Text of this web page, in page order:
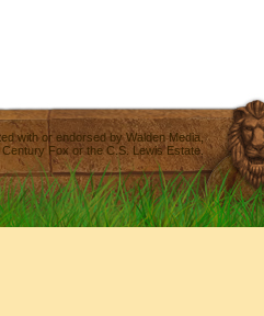
with or endorsed byWalden Media
Fox or the C.S. Lewis Estate.